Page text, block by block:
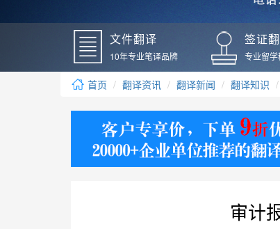
德语翻译
毕业证翻译
户口本翻译
学位证翻译
身份证翻译
文件翻译
10年专业笔译品牌
签证
专业留
首页 翻译资讯 翻译新闻 翻译知识
审计